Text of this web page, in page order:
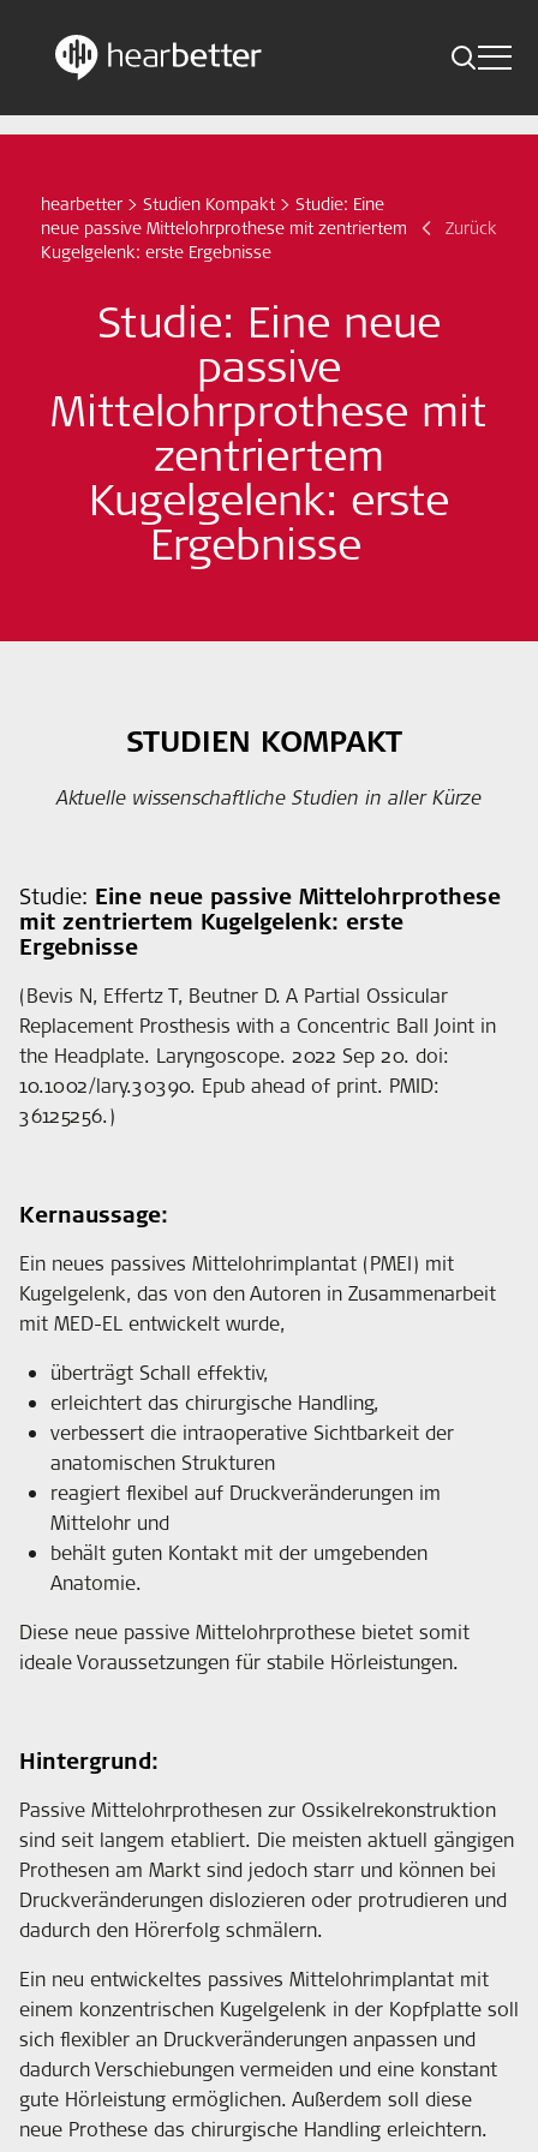
Skip
Toggle
Indikationen
News
Jetzt abonnieren
German – Austria
Folge uns
hearbetter > Studien Kompakt > Studie: Eine
neue passive Mittelohrprothese mit zentriertem
Kugelgelenk: erste Ergebnisse
Zurück
Studie: Eine neue
passive
Mittelohrprothese mit
zentriertem
Kugelgelenk: erste
Ergebnisse
STUDIEN KOMPAKT
Aktuelle wissenschaftliche Studien in aller Kürze
Studie: Eine neue passive Mittelohrprothese
mit zentriertem Kugelgelenk: erste
Ergebnisse
(Bevis N, Effertz T, Beutner D. A Partial Ossicular
Replacement Prosthesis with a Concentric Ball Joint in
the Headplate. Laryngoscope. 2022 Sep 20. doi:
10.1002/lary.30390. Epub ahead of print. PMID:
36125256.)
Kernaussage:
Ein neues passives Mittelohrimplantat (PMEI) mit
Kugelgelenk, das von den Autoren in Zusammenarbeit
mit MED-EL entwickelt wurde,
überträgt Schall effektiv,
erleichtert das chirurgische Handling,
verbessert die intraoperative Sichtbarkeit der
anatomischen Strukturen
reagiert flexibel auf Druckveränderungen im
Mittelohr und
behält guten Kontakt mit der umgebenden
Anatomie.
Diese neue passive Mittelohrprothese bietet somit
ideale Voraussetzungen für stabile Hörleistungen.
Hintergrund:
Passive Mittelohrprothesen zur Ossikelrekonstruktion
sind seit langem etabliert. Die meisten aktuell gängigen
Prothesen am Markt sind jedoch starr und können bei
Druckveränderungen dislozieren oder protrudieren und
dadurch den Hörerfolg schmälern.
Ein neu entwickeltes passives Mittelohrimplantat mit
einem konzentrischen Kugelgelenk in der Kopfplatte soll
sich flexibler an Druckveränderungen anpassen und
dadurch Verschiebungen vermeiden und eine konstant
gute Hörleistung ermöglichen. Außerdem soll diese
neue Prothese das chirurgische Handling erleichtern.